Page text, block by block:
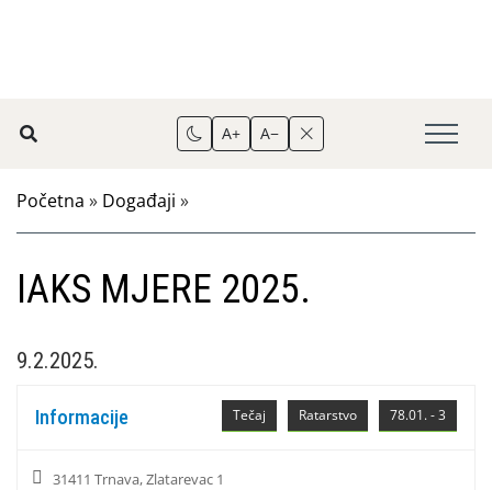
A+ A−
Početna » Događaji »
IAKS MJERE 2025.
9.2.2025.
78.01. - 3
Ratarstvo
Tečaj
Informacije
31411 Trnava, Zlatarevac 1